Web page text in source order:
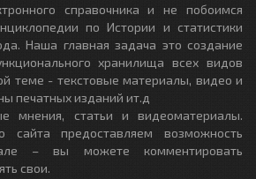
справочника и не побоимся
по Истории и статистики
Наша главная задача это создание
хранилища всех видов
теме - текстовые материалы, видео и
печатных изданий ит.д
мнения, статьи и видеоматериалы.
сайта предоставляем возможность
– вы можете комментировать
свои.